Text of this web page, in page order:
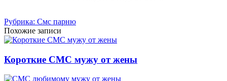
Рубрика: Смс парню
Похожие записи
Короткие СМС мужу от жены